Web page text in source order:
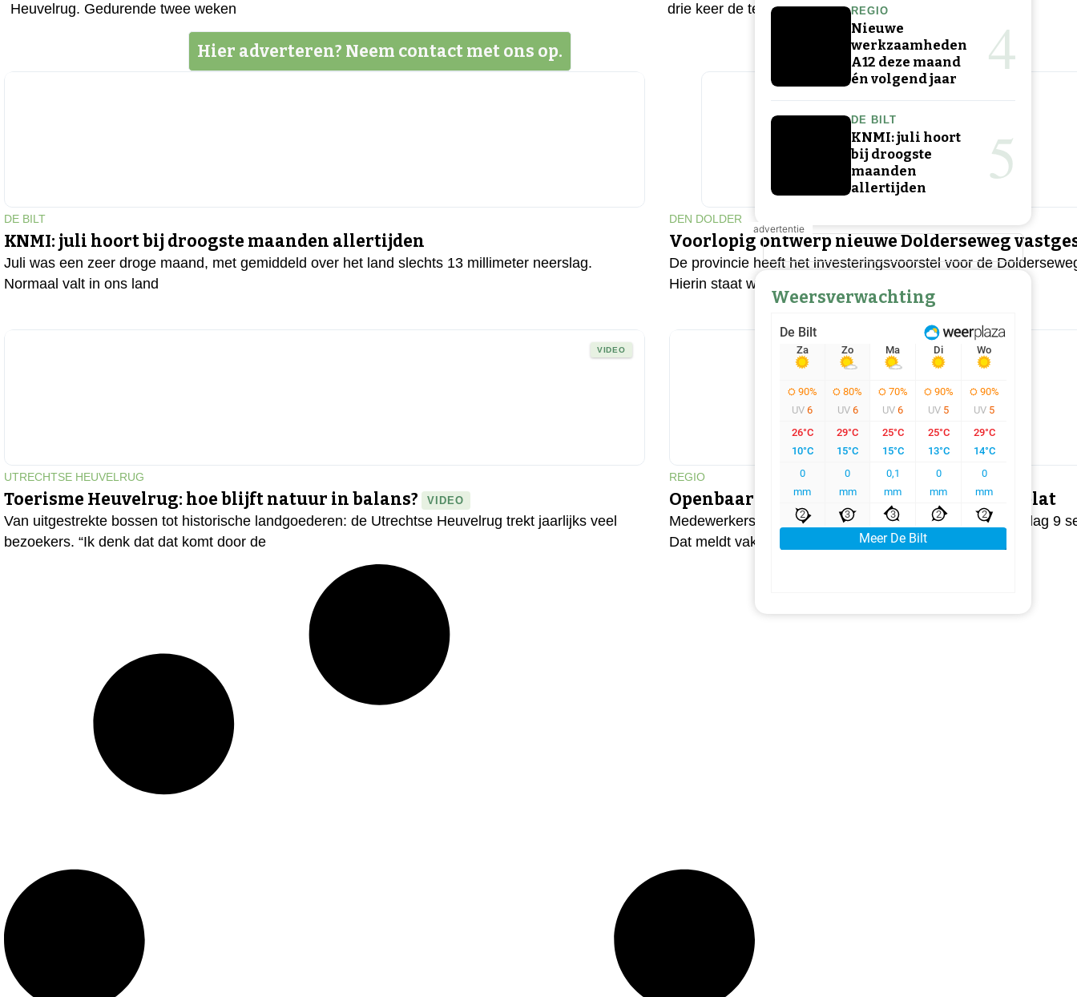
Heuvelrug. Gedurende twee weken
drie keer de tegeltaxti
Hier adverteren? Neem contact met ons op.
DE BILT
KNMI: juli hoort bij droogste maanden allertijden
Juli was een zeer droge maand, met gemiddeld over het land slechts 13 millimeter neerslag.
Normaal valt in ons land
DEN DOLDER
Voorlopig ontwerp nieuwe Dolderseweg
De provincie heeft het investeringsvoorstel voor de
Hierin staat welke maatregelen de provincie gaat
VIDEO
UTRECHTSE HEUVELRUG
Toerisme Heuvelrug: hoe blijft natuur in balans? VIDEO
Van uitgestrekte bossen tot historische landgoederen: de Utrechtse Heuvelrug trekt jaarlijks veel
bezoekers. “Ik denk dat dat komt door de
REGIO
Openbaar vervoer in september dag lang plat
Medewerkers in het openbaar vervoer leggen op woensdag 9
Dat meldt vakbond FNV.
REGIO
Nieuwe
werkzaamheden
A12 deze maand
én volgend jaar
4
DE BILT
KNMI: juli hoort
bij droogste
maanden
allertijden
5
Weersverwachting